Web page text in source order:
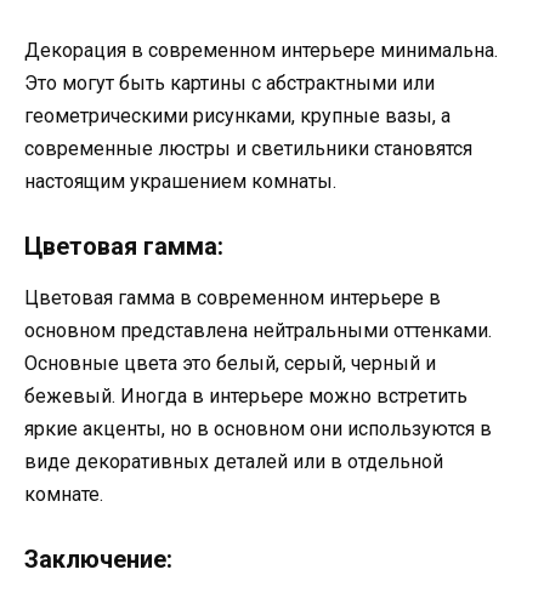
Декорация в современном интерьере минимальна.
Это могут быть картины с абстрактными или
геометрическими рисунками, крупные вазы, а
современные люстры и светильники становятся
настоящим украшением комнаты.
Цветовая гамма:
Цветовая гамма в современном интерьере в
основном представлена нейтральными оттенками.
Основные цвета это белый, серый, черный и
бежевый. Иногда в интерьере можно встретить
яркие акценты, но в основном они используются в
виде декоративных деталей или в отдельной
комнате.
Заключение: